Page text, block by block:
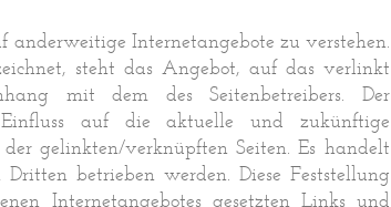
anderweitige Internetangebote zu verstehen.
steht das Angebot, auf das verlinkt
mit dem des Seitenbetreibers. Der
auf die aktuelle und zukünftige
gelinkten/verknüpften Seiten. Es handelt
betrieben werden. Diese Feststellung
Internetangebotes gesetzten Links und